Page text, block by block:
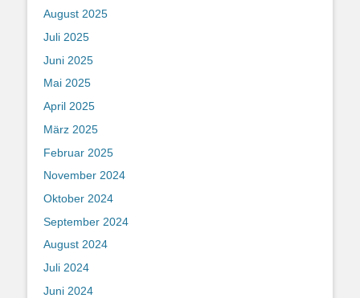
August 2025
Juli 2025
Juni 2025
Mai 2025
April 2025
März 2025
Februar 2025
November 2024
Oktober 2024
September 2024
August 2024
Juli 2024
Juni 2024